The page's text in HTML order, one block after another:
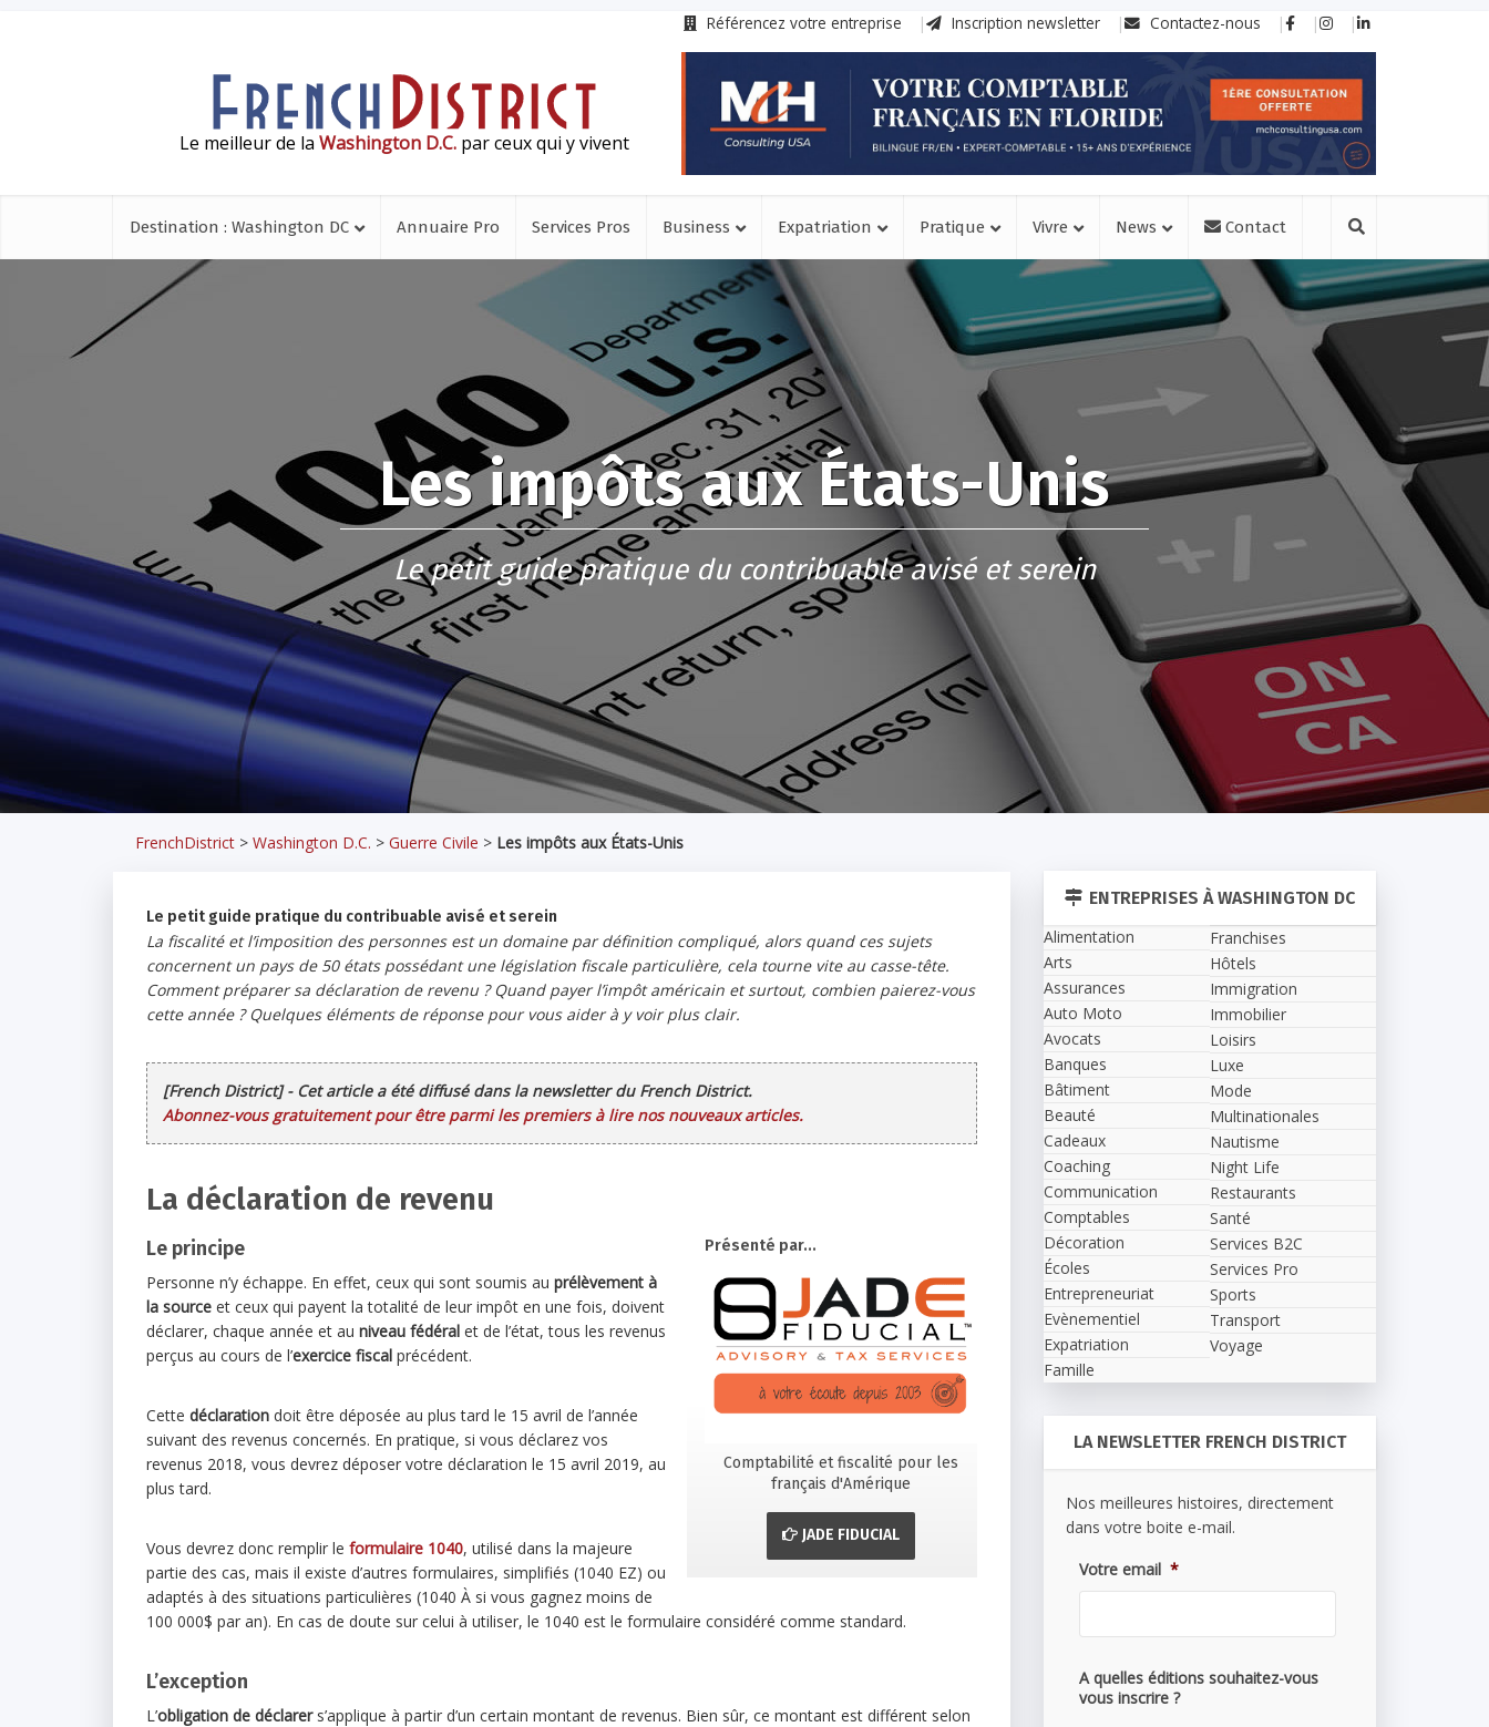
Référencez votre entreprise Inscription newsletter Contactez-nous
Le meilleur de la Washington D.C. par ceux qui y vivent
Destination : Washington DC Annuaire Pro Services Pros Business Expatriation Pratique Vivre News Contact
Les impôts aux États-Unis
Le petit guide pratique du contribuable avisé et serein
FrenchDistrict > Washington D.C. > Guerre Civile > Les impôts aux États-Unis
Le petit guide pratique du contribuable avisé et serein
La fiscalité et l’imposition des personnes est un domaine par définition compliqué, alors quand ces sujets
concernent un pays de 50 états possédant une législation fiscale particulière, cela tourne vite au casse-tête.
Comment préparer sa déclaration de revenu ? Quand payer l’impôt américain et surtout, combien paierez-vous
cette année ? Quelques éléments de réponse pour vous aider à y voir plus clair.
[French District] - Cet article a été diffusé dans la newsletter du French District.
Abonnez-vous gratuitement pour être parmi les premiers à lire nos nouveaux articles.
La déclaration de revenu
Présenté par...
Comptabilité et fiscalité pour les
français d'Amérique
JADE FIDUCIAL
Le principe
Personne n’y échappe. En effet, ceux qui sont soumis au prélèvement à
la source et ceux qui payent la totalité de leur impôt en une fois, doivent
déclarer, chaque année et au niveau fédéral et de l’état, tous les revenus
perçus au cours de l’exercice fiscal précédent.
Cette déclaration doit être déposée au plus tard le 15 avril de l’année
suivant des revenus concernés. En pratique, si vous déclarez vos
revenus 2018, vous devrez déposer votre déclaration le 15 avril 2019, au
plus tard.
Vous devrez donc remplir le formulaire 1040, utilisé dans la majeure
partie des cas, mais il existe d’autres formulaires, simplifiés (1040 EZ) ou
adaptés à des situations particulières (1040 À si vous gagnez moins de
100 000$ par an). En cas de doute sur celui à utiliser, le 1040 est le formulaire considéré comme standard.
L’exception
L’obligation de déclarers’applique à partir d’un certain montant de revenus. Bien sûr, ce montant est différent selon
ENTREPRISES À WASHINGTON DC
Alimentation
Arts
Assurances
Auto Moto
Avocats
Banques
Bâtiment
Beauté
Cadeaux
Coaching
Communication
Comptables
Décoration
Écoles
Entrepreneuriat
Evènementiel
Expatriation
Famille
Franchises
Hôtels
Immigration
Immobilier
Loisirs
Luxe
Mode
Multinationales
Nautisme
Night Life
Restaurants
Santé
Services B2C
Services Pro
Sports
Transport
Voyage
LA NEWSLETTER FRENCH DISTRICT
Nos meilleures histoires, directement
dans votre boite e-mail.
Votre email *
A quelles éditions souhaitez-vous
vous inscrire ?